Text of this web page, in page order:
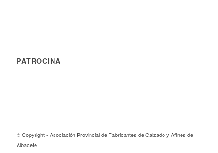
PATROCINA
© Copyright - Asociación Provincial de Fabricantes de Calzado y Afines de
Albacete